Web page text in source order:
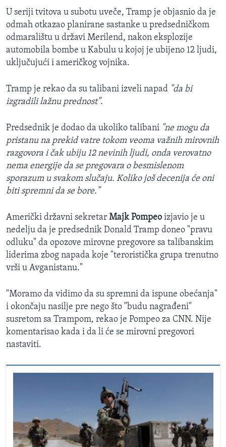
U seriji tvitova u subotu uveče, Tramp je objasnio da je
odmah otkazao planirane sastanke u predsedničkom
odmaralištu u državi Merilend, nakon eksplozije
automobila bombe u Kabulu u kojoj je ubijeno 12 ljudi,
uključujući i američkog vojnika.
Tramp je rekao da su talibani izveli napad "da bi
izgradili lažnu prednost".
Predsednik je dodao da ukoliko talibani "ne mogu da
pristanu na prekid vatre tokom veoma važnih mirovnih
razgovora i čak ubiju 12 nevinih ljudi, onda verovatno
nema energije da se pregovara o besmislenom
sporazum u svakom slučaju. Koliko još decenija će oni
biti spremni da se bore."
Američki državni sekretar Majk Pompeo izjavio je u
nedelju da je predsednik Donald Tramp doneo "pravu
odluku" da opozove mirovne pregovore sa talibanskim
liderima zbog napada koje "teroristička grupa trenutno
vrši u Avganistanu."
"Moramo da vidimo da su spremni da ispune obećanja"
i okončaju nasilje pre nego što "budu nagrađeni"
susretom sa Trampom, rekao je Pompeo za CNN. Nije
komentarisao kada i da li će se mirovni pregovori
nastaviti.